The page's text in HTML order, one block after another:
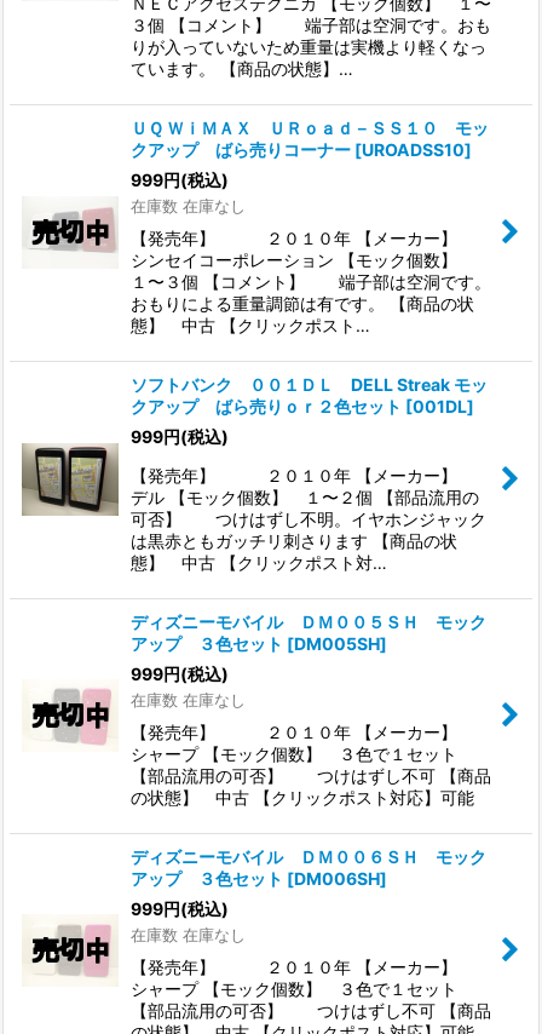
３個 【コメント】 端子部は空洞です。おも
りが入っていないため重量は実機より軽くなっ
ています。 【商品の状態】…
ＵＱ ＷｉＭＡＸ ＵＲｏａｄ－ＳＳ１０ モッ
クアップ ばら売りコーナー [UROADSS10]
999円(税込)
在庫数 在庫なし
【発売年】 ２０１０年 【メーカー】
シンセイコーポレーション 【モック個数】
１〜３個 【コメント】 端子部は空洞です。
おもりによる重量調節は有です。 【商品の状
態】 中古 【クリックポスト…
ソフトバンク ００１ＤＬ DELL Streak モッ
クアップ ばら売りｏｒ２色セット [001DL]
999円(税込)
【発売年】 ２０１０年 【メーカー】
デル 【モック個数】 １〜２個 【部品流用の
可否】 つけはずし不明。イヤホンジャック
は黒赤ともガッチリ刺さります 【商品の状
態】 中古 【クリックポスト対…
ディズニーモバイル ＤＭ００５ＳＨ モック
アップ ３色セット [DM005SH]
999円(税込)
在庫数 在庫なし
【発売年】 ２０１０年 【メーカー】
シャープ 【モック個数】 ３色で１セット
【部品流用の可否】 つけはずし不可 【商品
の状態】 中古 【クリックポスト対応】可能
ディズニーモバイル ＤＭ００６ＳＨ モック
アップ ３色セット [DM006SH]
999円(税込)
在庫数 在庫なし
【発売年】 ２０１０年 【メーカー】
シャープ 【モック個数】 ３色で１セット
【部品流用の可否】 つけはずし不可 【商品